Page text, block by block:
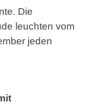
Die
leuchten vom
jeden